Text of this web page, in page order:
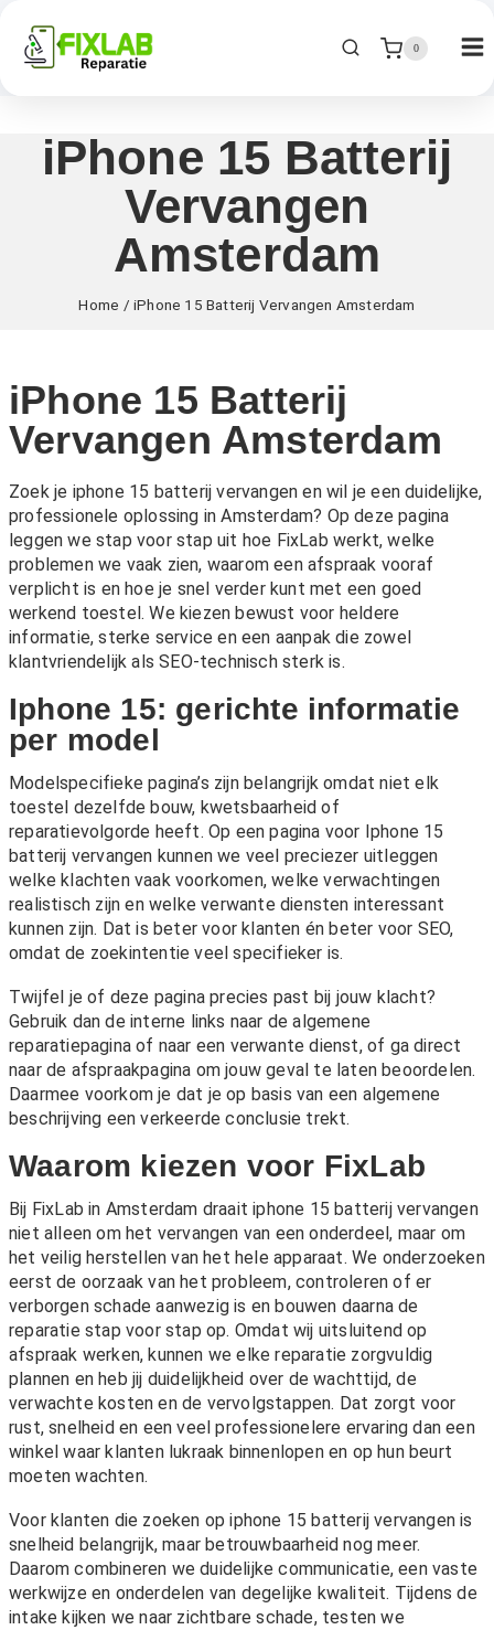
0
iPhone 15 Batterij
Vervangen
Amsterdam
Home / iPhone 15 Batterij Vervangen Amsterdam
iPhone 15 Batterij
Vervangen Amsterdam
Zoek je iphone 15 batterij vervangen en wil je een duidelijke,
professionele oplossing in Amsterdam? Op deze pagina
leggen we stap voor stap uit hoe FixLab werkt, welke
problemen we vaak zien, waarom een afspraak vooraf
verplicht is en hoe je snel verder kunt met een goed
werkend toestel. We kiezen bewust voor heldere
informatie, sterke service en een aanpak die zowel
klantvriendelijk als SEO-technisch sterk is.
Iphone 15: gerichte informatie
per model
Modelspecifieke pagina’s zijn belangrijk omdat niet elk
toestel dezelfde bouw, kwetsbaarheid of
reparatievolgorde heeft. Op een pagina voor Iphone 15
batterij vervangen kunnen we veel preciezer uitleggen
welke klachten vaak voorkomen, welke verwachtingen
realistisch zijn en welke verwante diensten interessant
kunnen zijn. Dat is beter voor klanten én beter voor SEO,
omdat de zoekintentie veel specifieker is.
Twijfel je of deze pagina precies past bij jouw klacht?
Gebruik dan de interne links naar de algemene
reparatiepagina of naar een verwante dienst, of ga direct
naar de afspraakpagina om jouw geval te laten beoordelen.
Daarmee voorkom je dat je op basis van een algemene
beschrijving een verkeerde conclusie trekt.
Waarom kiezen voor FixLab
Bij FixLab in Amsterdam draait iphone 15 batterij vervangen
niet alleen om het vervangen van een onderdeel, maar om
het veilig herstellen van het hele apparaat. We onderzoeken
eerst de oorzaak van het probleem, controleren of er
verborgen schade aanwezig is en bouwen daarna de
reparatie stap voor stap op. Omdat wij uitsluitend op
afspraak werken, kunnen we elke reparatie zorgvuldig
plannen en heb jij duidelijkheid over de wachttijd, de
verwachte kosten en de vervolgstappen. Dat zorgt voor
rust, snelheid en een veel professionelere ervaring dan een
winkel waar klanten lukraak binnenlopen en op hun beurt
moeten wachten.
Voor klanten die zoeken op iphone 15 batterij vervangen is
snelheid belangrijk, maar betrouwbaarheid nog meer.
Daarom combineren we duidelijke communicatie, een vaste
werkwijze en onderdelen van degelijke kwaliteit. Tijdens de
intake kijken we naar zichtbare schade, testen we